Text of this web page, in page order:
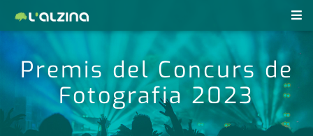
notícies
últimes notícies
activitats
revistes pdf
anunciants
Premis del Concurs de
Fotografia 2023